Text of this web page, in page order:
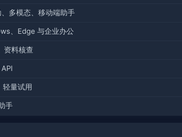
多模态、移动端助手
、Edge 与企业办公
资料核查
轻量试用
手